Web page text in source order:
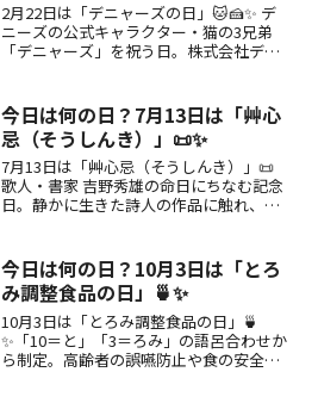
2月22日は「デニャーズの日」🐱🍰✨ デ
ニーズの公式キャラクター・猫の3兄弟
「デニャーズ」を祝う日。株式会社デニ
今日は何の日？7月13日は「艸心
忌（そうしんき）」📜✨
7月13日は「艸心忌（そうしんき）」📜
歌人・書家 吉野秀雄の命日にちなむ記念
日。静かに生きた詩人の作品に触れ、言
今日は何の日？10月3日は「とろ
み調整食品の日」🍵✨
10月3日は「とろみ調整食品の日」🍵
✨「10＝と」「3＝ろみ」の語呂合わせか
ら制定。高齢者の誤嚥防止や食の安全を